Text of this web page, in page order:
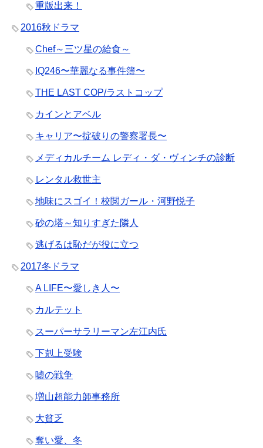
重版出来！
2016秋ドラマ
Chef～三ツ星の給食～
IQ246〜華麗なる事件簿〜
THE LAST COP/ラストコップ
カインとアベル
キャリア〜掟破りの警察署長〜
メディカルチーム レディ・ダ・ヴィンチの診断
レンタル救世主
地味にスゴイ！校閲ガール・河野悦子
砂の塔～知りすぎた隣人
逃げるは恥だが役に立つ
2017冬ドラマ
A LIFE〜愛しき人〜
カルテット
スーパーサラリーマン左江内氏
下剋上受験
嘘の戦争
増山超能力師事務所
大貧乏
奪い愛、冬